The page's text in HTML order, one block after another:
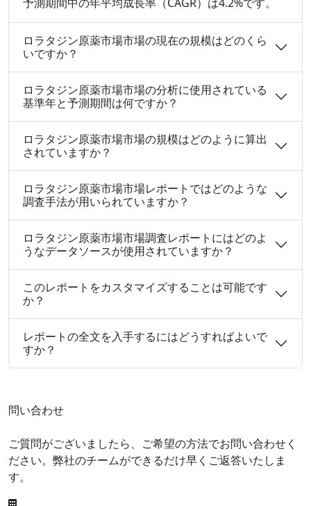
ロラタジン原薬市場市場の現在の規模はどのくら
いですか？
ロラタジン原薬市場市場の分析に使用されている
基準年と予測期間は何ですか？
ロラタジン原薬市場市場の規模はどのように算出
されていますか？
ロラタジン原薬市場市場レポートではどのような
調査手法が用いられていますか？
ロラタジン原薬市場市場調査レポートにはどのよ
うなデータソースが使用されていますか？
このレポートをカスタマイズすることは可能です
か？
レポートの全文を入手するにはどうすればよいで
すか？
問い合わせ
ご質問がございましたら、ご希望の方法でお問い合わせく
ださい。弊社のチームができるだけ早くご返答いたしま
す。